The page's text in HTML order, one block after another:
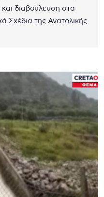
διαβούλευση στα
Σχέδια της Ανατολικής